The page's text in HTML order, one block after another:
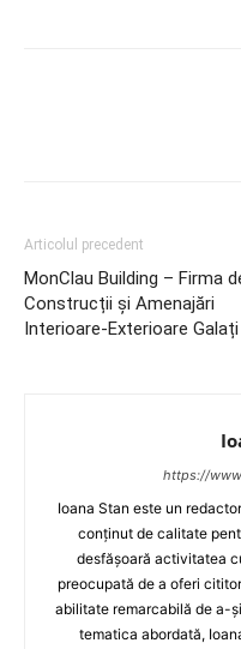
Articolul precedent
MonClau Building – Firma
Construcții și Amenajări
Interioare-Exterioare Galați
https://
Ioana Stan este un
conținut de calitate
desfășoară activitatea
preocupată de a oferi
abilitate remarcabilă de a-
tematica abordată,